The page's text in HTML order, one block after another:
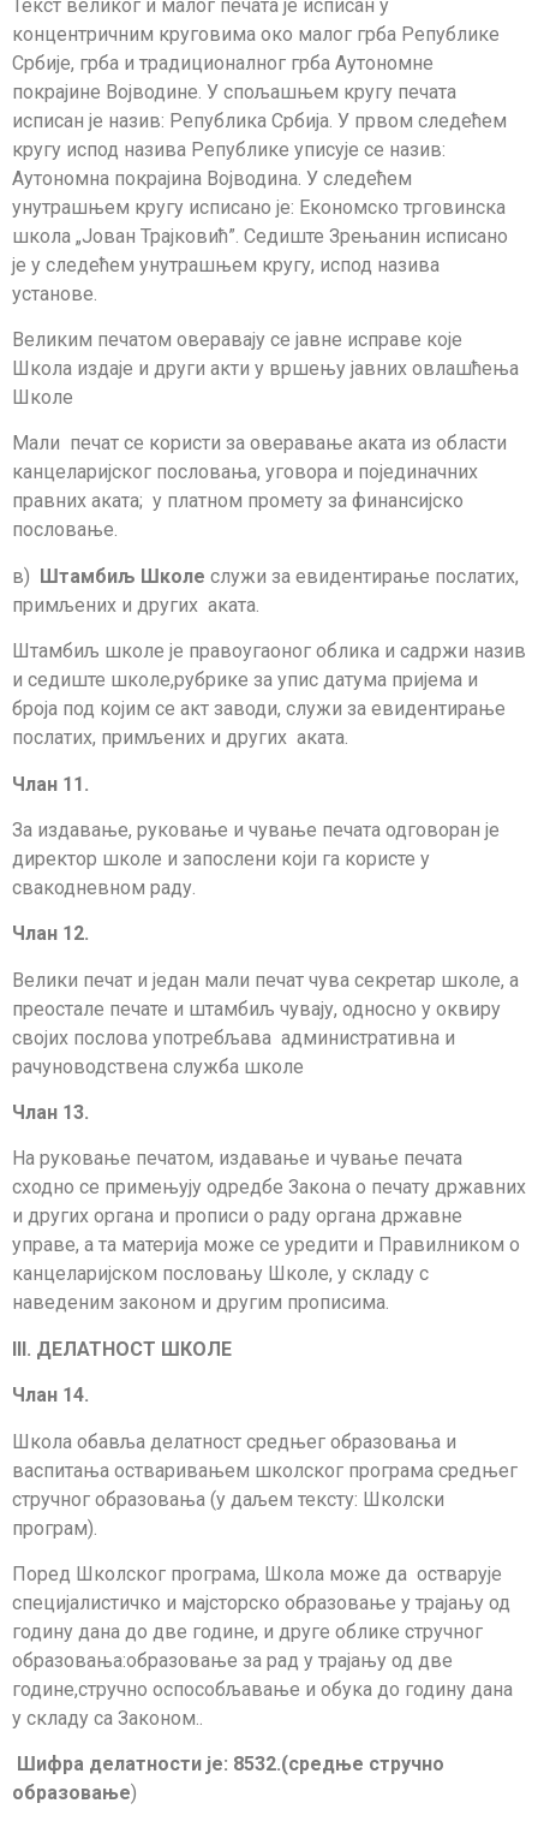
Текст великог и малог печата је исписан у
концентричним круговима око малог грба Рeпублике
Србије, грба и традиционалног грба Аутономне
покрајине Војводине. У спољашњем кругу печата
исписан је назив: Република Србија. У првом следећем
кругу испод назива Републике уписује се назив:
Аутономна покрајина Војводина. У следећем
унутрашњем кругу исписано је: Економско трговинска
школа „Јован Трајковић”. Седиште Зрењанин исписано
је у следећем унутрашњем кругу, испод назива
установе.
Великим печатом оверавају се јавне исправе које
Школа издаје и други акти у вршењу јавних овлашћења
Школе
Мали печат се користи за оверавање аката из области
канцеларијског пословања, уговора и појединачних
правних аката; у платном промету за финансијско
пословање.
в) Штамбиљ Школе служи за евидентирање послатих,
примљених и других аката.
Штамбиљ школе је правоугаоног облика и садржи назив
и седиште школе,рубрике за упис датума пријема и
броја под којим се акт заводи, служи за евидентирање
послатих, примљених и других аката.
Члан 11.
За издавање, руковање и чување печата одговоран је
директор школе и запослени који га користе у
свакодневном раду.
Члан 12.
Велики печат и један мали печат чува секретар школе, а
преостале печате и штамбиљ чувају, односно у оквиру
својих послова употребљава административна и
рачуноводствена служба школе
Члан 13.
На руковање печатом, издавање и чување печата
сходно се примењују одредбе Закона о печату државних
и других органа и прописи о раду органа државне
управе, а та материја може се уредити и Правилником о
канцеларијском пословању Школе, у складу с
наведеним законом и другим прописима.
III. ДЕЛАТНОСТ ШКОЛЕ
Члан 14.
Школа обавља делатност средњег образовања и
васпитања остваривањем школ­­ског програма средњег
стручног образовања (у даљем тексту: Школски
програм).
Поред Школског програма, Школа може да остварује
специјалистичко и мајсторско образовање у трајању од
годину дана до две године, и друге облике стручног
образовања:образовање за рад у трајању од две
године,стручно оспособљавање и обука до годину дана
у складу са Законом..
Шифра делатности је: 8532.(средње стручно
образовање)